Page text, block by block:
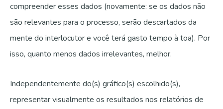
compreender esses dados (novamente: se os dados não
são relevantes para o processo, serão descartados da
mente do interlocutor e você terá gasto tempo à toa). Por
isso, quanto menos dados irrelevantes, melhor.
Independentemente do(s) gráfico(s) escolhido(s),
representar visualmente os resultados nos relatórios de